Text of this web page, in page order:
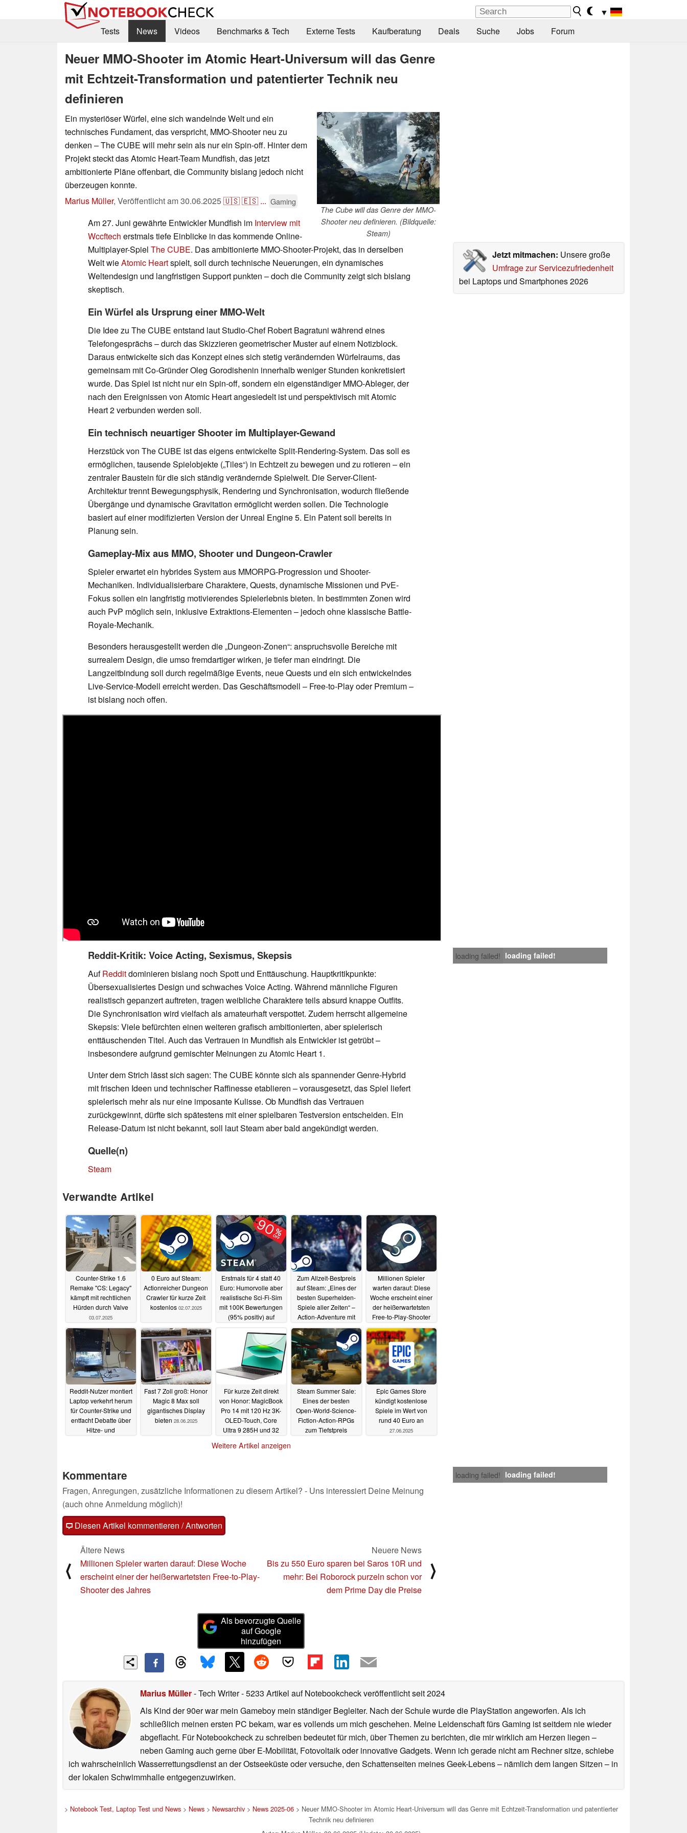
▼
Tests
News Videos Benchmarks & Tech Externe Tests Kaufberatung Deals Suche Jobs Forum
Neuer MMO-Shooter im Atomic Heart-Universum will das Genre
mit Echtzeit-Transformation und patentierter Technik neu
definieren
The Cube will das Genre der MMO-
Shooter neu definieren. (Bildquelle:
Steam)
Ein mysteriöser Würfel, eine sich wandelnde Welt und ein
technisches Fundament, das verspricht, MMO-Shooter neu zu
denken – The CUBE will mehr sein als nur ein Spin-off. Hinter dem
Projekt steckt das Atomic Heart-Team Mundfish, das jetzt
ambitionierte Pläne offenbart, die Community bislang jedoch nicht
überzeugen konnte.
Marius Müller, Veröffentlicht am30.06.2025🇺🇸🇪🇸 ... Gaming
Jetzt mitmachen: Unsere große
Umfrage zur Servicezufriedenheit
bei Laptops und Smartphones 2026
Am 27. Juni gewährte Entwickler Mundfish im Interview mit
Wccftech erstmals tiefe Einblicke in das kommende Online-
Multiplayer-Spiel The CUBE. Das ambitionierte MMO-Shooter-Projekt, das in derselben
Welt wieAtomic Heartspielt, soll durch technische Neuerungen, ein dynamisches
Weltendesign und langfristigen Support punkten – doch die Community zeigt sich bislang
skeptisch.
Ein Würfel als Ursprung einer MMO-Welt
Die Idee zu The CUBE entstand laut Studio-Chef Robert Bagratuni während eines
Telefongesprächs – durch das Skizzieren geometrischer Muster auf einem Notizblock.
Daraus entwickelte sich das Konzept eines sich stetig verändernden Würfelraums, das
gemeinsam mit Co-Gründer Oleg Gorodishenin innerhalb weniger Stunden konkretisiert
wurde. Das Spiel ist nicht nur ein Spin-off, sondern ein eigenständiger MMO-Ableger, der
nach den Ereignissen von Atomic Heart angesiedelt ist und perspektivisch mit Atomic
Heart 2 verbunden werden soll.
Ein technisch neuartiger Shooter im Multiplayer-Gewand
Herzstück von The CUBE ist das eigens entwickelte Split-Rendering-System. Das soll es
ermöglichen, tausende Spielobjekte („Tiles“) in Echtzeit zu bewegen und zu rotieren – ein
zentraler Baustein für die sich ständig verändernde Spielwelt. Die Server-Client-
Architektur trennt Bewegungsphysik, Rendering und Synchronisation, wodurch fließende
Übergänge und dynamische Gravitation ermöglicht werden sollen. Die Technologie
basiert auf einer modifizierten Version der Unreal Engine 5. Ein Patent soll bereits in
Planung sein.
Gameplay-Mix aus MMO, Shooter und Dungeon-Crawler
Spieler erwartet ein hybrides System aus MMORPG-Progression und Shooter-
Mechaniken. Individualisierbare Charaktere, Quests, dynamische Missionen und PvE-
Fokus sollen ein langfristig motivierendes Spielerlebnis bieten. In bestimmten Zonen wird
auch PvP möglich sein, inklusive Extraktions-Elementen – jedoch ohne klassische Battle-
Royale-Mechanik.
Besonders herausgestellt werden die „Dungeon-Zonen“: anspruchsvolle Bereiche mit
surrealem Design, die umso fremdartiger wirken, je tiefer man eindringt. Die
Langzeitbindung soll durch regelmäßige Events, neue Quests und ein sich entwickelndes
Live-Service-Modell erreicht werden. Das Geschäftsmodell – Free-to-Play oder Premium –
ist bislang noch offen.
loading failed! loading failed!
Reddit-Kritik: Voice Acting, Sexismus, Skepsis
AufRedditdominieren bislang noch Spott und Enttäuschung. Hauptkritikpunkte:
Übersexualisiertes Design und schwaches Voice Acting. Während männliche Figuren
realistisch gepanzert auftreten, tragen weibliche Charaktere teils absurd knappe Outfits.
Die Synchronisation wird vielfach als amateurhaft verspottet. Zudem herrscht allgemeine
Skepsis: Viele befürchten einen weiteren grafisch ambitionierten, aber spielerisch
enttäuschenden Titel. Auch das Vertrauen in Mundfish als Entwickler ist getrübt –
insbesondere aufgrund gemischter Meinungen zu Atomic Heart 1.
Unter dem Strich lässt sich sagen: The CUBE könnte sich als spannender Genre-Hybrid
mit frischen Ideen und technischer Raffinesse etablieren – vorausgesetzt, das Spiel liefert
spielerisch mehr als nur eine imposante Kulisse. Ob Mundfish das Vertrauen
zurückgewinnt, dürfte sich spätestens mit einer spielbaren Testversion entscheiden. Ein
Release-Datum ist nicht bekannt, soll laut Steam aber bald angekündigt werden.
Quelle(n)
Steam
Verwandte Artikel
Counter-Strike 1.6
Remake "CS: Legacy"
kämpft mit rechtlichen
Hürden durch Valve
03.07.2025
0 Euro auf Steam:
Actionreicher Dungeon
Crawler für kurze Zeit
kostenlos 02.07.2025
Erstmals für 4 statt 40
Euro: Humorvolle aber
realistische Sci-Fi-Sim
mit 100K Bewertungen
(95% positiv) auf
01.07.2025
Zum Allzeit-Bestpreis
auf Steam: „Eines der
besten Superhelden-
Spiele aller Zeiten“ –
Action-Adventure mit
90 Prozent Rabatt für 6
statt 60 Euro im
Angebot
30.06.2025
Millionen Spieler
warten darauf: Diese
Woche erscheint einer
der heißerwartetsten
Free-to-Play-Shooter
des Jahres30.06.2025
Reddit-Nutzer montiert
Laptop verkehrt herum
für Counter-Strike und
entfacht Debatte über
Hitze- und
Fast 7 Zoll groß: Honor
Magic 8 Max soll
gigantisches Display
bieten 28.06.2025
Für kurze Zeit direkt
von Honor: MagicBook
Pro 14 mit 120 Hz 3K-
OLED-Touch, Core
Ultra 9 285H und 32
28.06.2025
Steam Summer Sale:
Eines der besten
Open-World-Science-
Fiction-Action-RPGs
zum Tiefstpreis
Epic Games Store
kündigt kostenlose
Spiele im Wert von
rund 40 Euro an
27.06.2025
Weitere Artikel anzeigen
loading failed! loading failed!
Kommentare
Fragen, Anregungen, zusätzliche Informationen zu diesem Artikel? - Uns interessiert Deine Meinung
(auch ohne Anmeldung möglich)!
Diesen Artikel kommentieren / Antworten
⟨
Ältere News
Millionen Spieler warten darauf: Diese Woche
erscheint einer der heißerwartetsten Free-to-Play-
Shooter des Jahres
Neuere News
Bis zu 550 Euro sparen bei Saros 10R und
mehr: Bei Roborock purzeln schon vor
dem Prime Day die Preise
⟩
Als bevorzugte Quelle
auf Google
hinzufügen
Marius Müller- Tech Writer- 5233 Artikel auf Notebookcheck veröffentlichtseit 2024
Als Kind der 90er war mein Gameboy mein ständiger Begleiter. Nach der Schule wurde die PlayStation angeworfen. Als ich
schließlich meinen ersten PC bekam, war es vollends um mich geschehen. Meine Leidenschaft fürs Gaming ist seitdem nie wieder
abgeflacht. Für Notebookcheck zu schreiben bedeutet für mich, über Themen zu berichten, die mir wirklich am Herzen liegen –
neben Gaming auch gerne über E-Mobilität, Fotovoltaik oder innovative Gadgets. Wenn ich gerade nicht am Rechner sitze, schiebe
ich wahrscheinlich Wasserrettungsdienst an der Ostseeküste oder versuche, den Schattenseiten meines Geek-Lebens – nämlich dem langen Sitzen – in
der lokalen Schwimmhalle entgegenzuwirken.
> Notebook Test, Laptop Test und News> News> Newsarchiv> News 2025-06> Neuer MMO-Shooter im Atomic Heart-Universum will das Genre mit Echtzeit-Transformation und patentierter
Technik neu definieren